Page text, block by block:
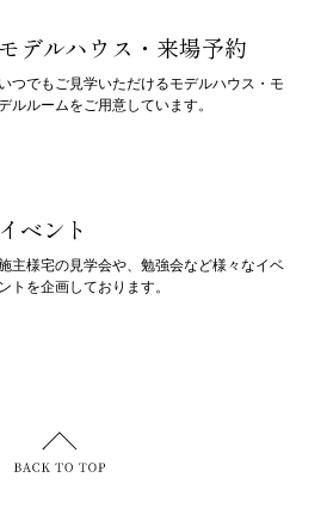
モデルハウス・来場予約
いつでもご見学いただけるモデルハウス・モ
ルルームをご用意しています。
イベント
主様宅の見学会や、勉強会など様々なイベ
ントを企画しております。